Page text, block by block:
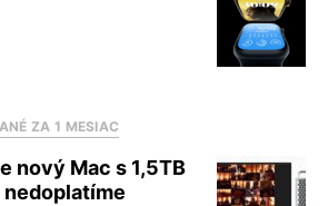
ZA 1 MESIAC
nový Mac s 1,5TB
nedoplatíme